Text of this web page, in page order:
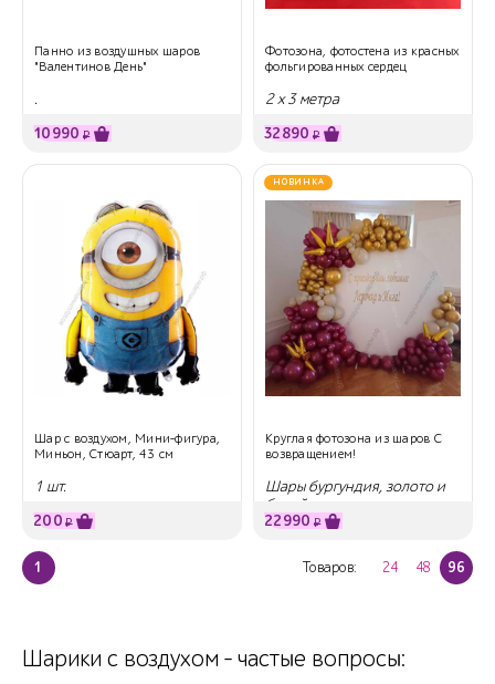
Панно из воздушных шаров
"Валентинов День"
.
10990 ₽
Фотозона, фотостена из красных
фольгированных сердец
2 х 3 метра
32890 ₽
Шар с воздухом, Мини-фигура,
Миньон, Стюарт, 43 см
1 шт.
200 ₽
НОВИНКА
Круглая фотозона из шаров С
возвращением!
Шары бургундия, золото и
белый песок
22990 ₽
1 Товаров: 24 48 96
Шарики с воздухом - частые вопросы: